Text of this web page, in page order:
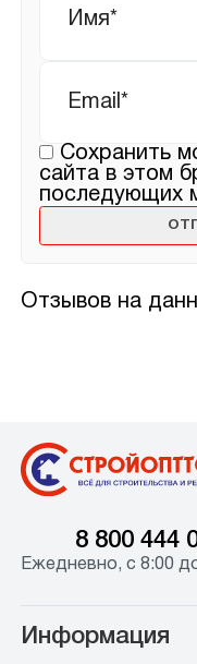
Отзывов на
Сохранить
сайта в этом
последующих
8 800 444
Ежедневно, с 8:00
Информация